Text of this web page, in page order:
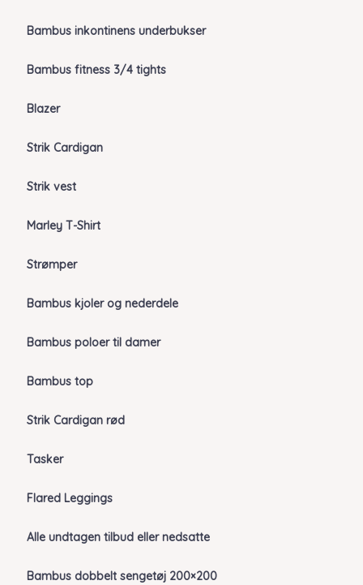
Bambus inkontinens underbukser
Bambus fitness 3/4 tights
Blazer
Strik Cardigan
Strik vest
Marley T-Shirt
Strømper
Bambus kjoler og nederdele
Bambus poloer til damer
Bambus top
Strik Cardigan rød
Tasker
Flared Leggings
Alle undtagen tilbud eller nedsatte
Bambus dobbelt sengetøj 200×200